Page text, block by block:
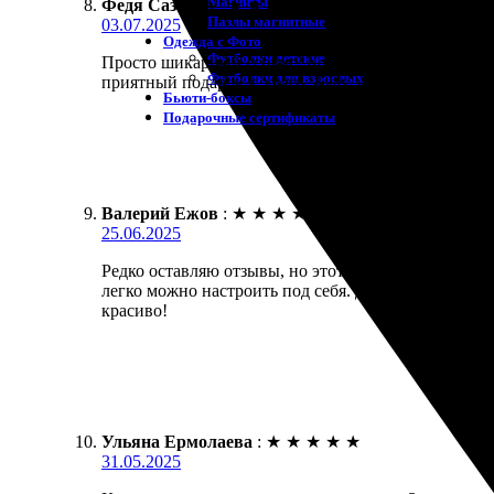
Пазлы магнитные
Одежда с Фото
Футболки детские
Футболки для взрослых
Бьюти-боксы
Подарочные сертификаты
Федя Сазонов : ★ ★ ★
03.07.2025
Просто шикарный сервис! Конструктор макетов
приятный подарок к заказу. Буду заказывать еще!
Валерий Ежов : ★ ★ ★ ★
25.06.2025
Редко оставляю отзывы, но этот опыт
легко можно настроить под себя. Доставили
красиво!
Ульяна Ермолаева : ★ ★ ★ ★ ★
31.05.2025